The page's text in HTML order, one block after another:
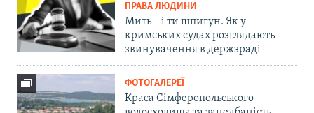
ПРАВА ЛЮДИНИ
Мить – і ти шпигун. Як у
кримських судах розглядають
звинувачення в держзраді
ФОТОГАЛЕРЕЇ
Краса Сімферопольського